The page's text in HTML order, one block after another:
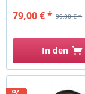
99,00 € *
79,00 € *
In den